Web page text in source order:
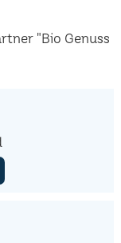
"Bio Genuss